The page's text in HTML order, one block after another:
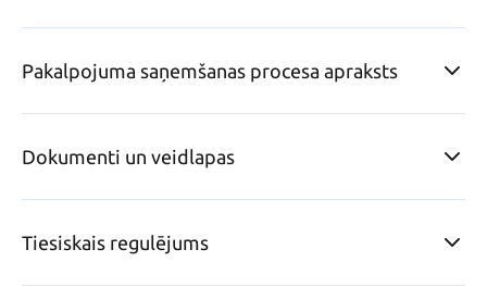
Pakalpojuma saņemšanas procesa apraksts
Dokumenti un veidlapas
Tiesiskais regulējums